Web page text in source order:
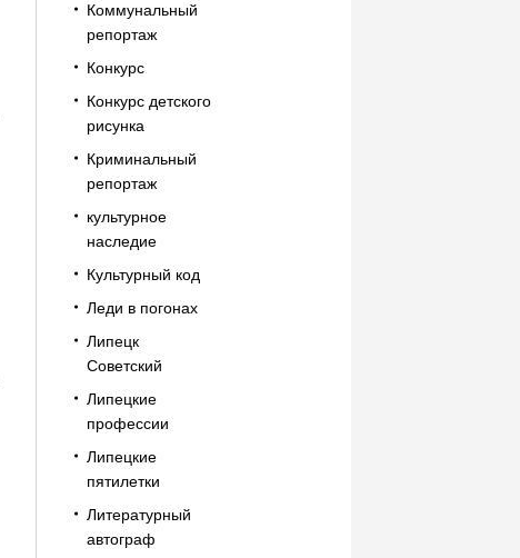
Коммунальный
репортаж
Конкурс
Конкурс детского
рисунка
Криминальный
репортаж
культурное
наследие
Культурный код
Леди в погонах
Липецк
Советский
Липецкие
профессии
Липецкие
пятилетки
Литературный
автограф